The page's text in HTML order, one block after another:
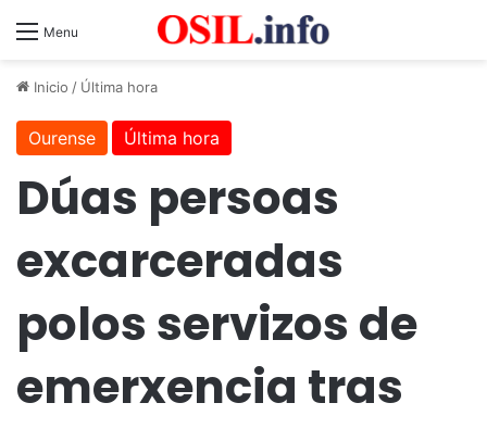
Menu
Inicio / Última hora
Ourense Última hora
Dúas persoas
excarceradas
polos servizos de
emerxencia tras